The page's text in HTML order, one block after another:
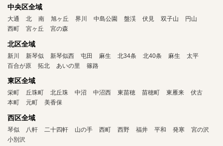
中央区全域
大通 北 南 旭ヶ丘 界川 中島公園 盤渓 伏見 双子山
円山
西町
宮ヶ丘 宮の森
北区全域
新川 新琴似 新琴似西 屯田 麻生 北34条 北40条 麻生
太平
百合が原
拓北 あいの里 篠路
東区全域
栄町 丘珠町 北丘珠 中沼 中沼西 東苗穂 苗穂町 東雁来
伏古
本町
元町 美香保
西区全域
琴似 八軒 二十四軒 山の手 西町 西野 福井 平和 発寒
宮の沢
小別沢